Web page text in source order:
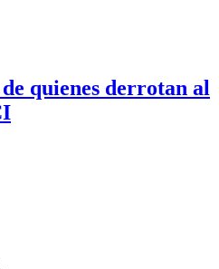
quienes derrotan al